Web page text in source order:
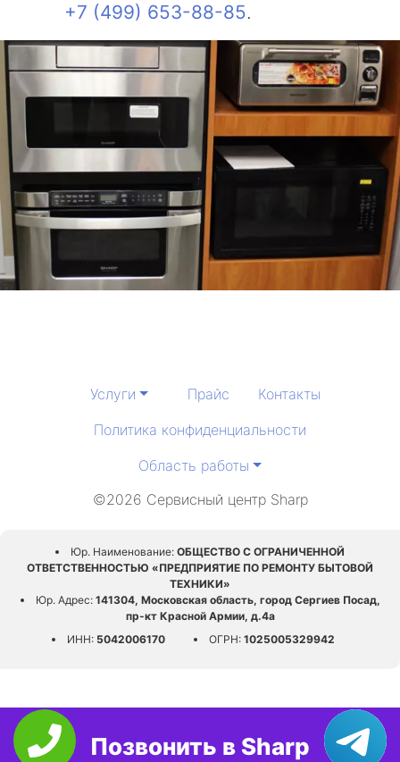
+7 (499) 653-88-85.
Услуги Прайс
Контакты
Политика конфиденциальности
Область работы
©2026 Сервисный центр Sharp
Юр. Наименование: ОБЩЕСТВО С ОГРАНИЧЕННОЙ
ОТВЕТСТВЕННОСТЬЮ «ПРЕДПРИЯТИЕ ПО РЕМОНТУ БЫТОВОЙ
ТЕХНИКИ»
Юр. Адрес:141304, Московская область, город Сергиев Посад,
пр-кт Красной Армии, д.4а
ИНН:5042006170 ОГРН:1025005329942
Позвонить в Sharp